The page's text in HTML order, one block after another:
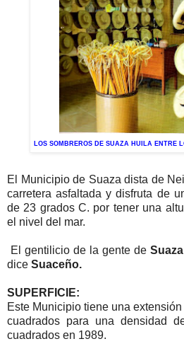
LOS SOMBREROS DE SUAZA HUILA ENTRE
El Municipio de Suaza dista de
carretera asfaltada y disfruta de
de 23 grados C. por tener una
el nivel del mar.
El gentilicio de la gente de Suaza
dice Suaceño.
SUPERFICIE:
Este Municipio tiene una
cuadrados para una densidad
cuadrados en 1989.